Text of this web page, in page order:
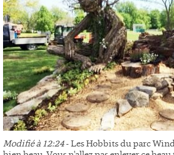
Modifié à 12:24- Les Hobbits du parc